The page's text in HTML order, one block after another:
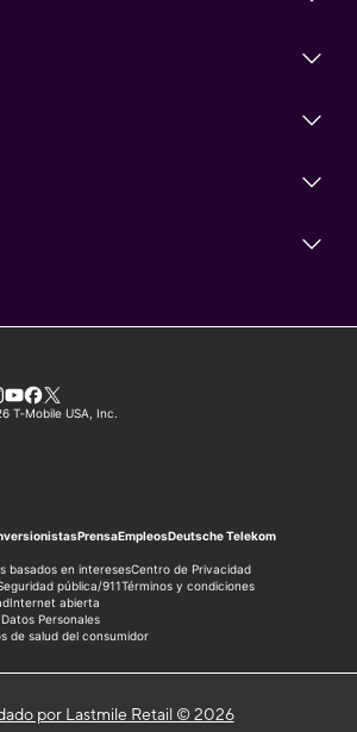
por Lastmile Retail © 2026